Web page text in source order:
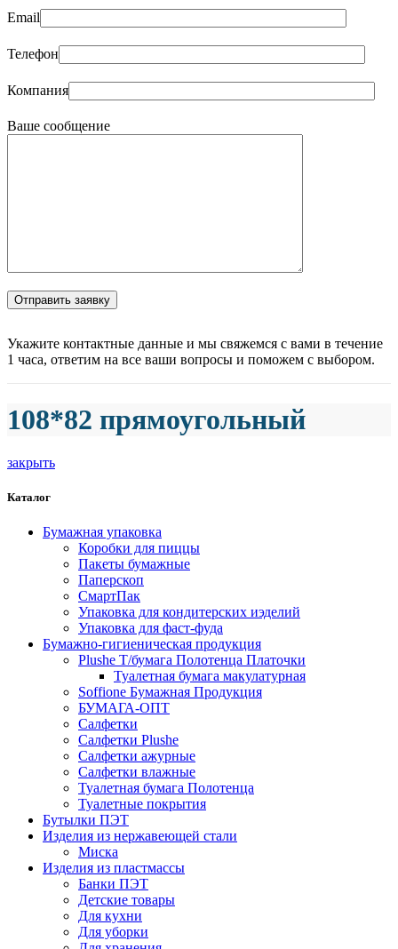
Email
Телефон
Компания
Ваше сообщение
Укажите контактные данные и мы свяжемся с вами в течение
1 часа, ответим на все ваши вопросы и поможем с выбором.
108*82 прямоугольный
закрыть
Каталог
Бумажная упаковка
Коробки для пиццы
Пакеты бумажные
Паперскоп
СмартПак
Упаковка для кондитерских иэделий
Упаковка для фаст-фуда
Бумажно-гигиеническая продукция
Plushe Т/бумага Полотенца Платочки
Туалетная бумага макулатурная
Soffione Бумажная Продукция
БУМАГА-ОПТ
Салфетки
Салфетки Plushe
Салфетки ажурные
Салфетки влажные
Туалетная бумага Полотенца
Туалетные покрытия
Бутылки ПЭТ
Изделия из нержавеющей стали
Миска
Изделия из пластмассы
Банки ПЭТ
Детские товары
Для кухни
Для уборки